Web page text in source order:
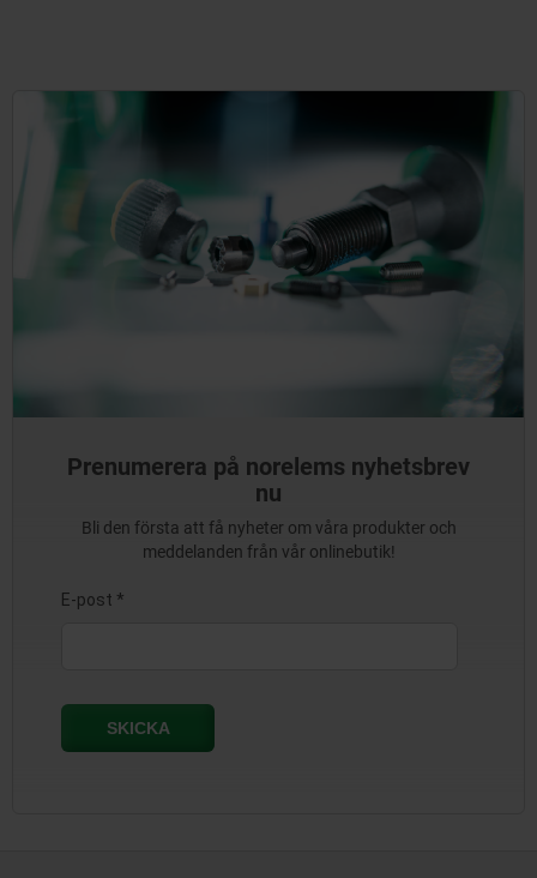
Prenumerera på norelems nyhetsbrev
nu
Bli den första att få nyheter om våra produkter och
meddelanden från vår onlinebutik!